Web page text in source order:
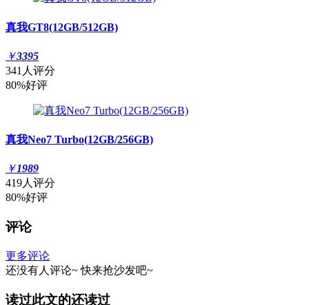
真我GT8(12GB/512GB)
￥3395
341人评分
80%好评
真我Neo7 Turbo(12GB/256GB)
￥1989
419人评分
80%好评
评论
更多评论
还没有人评论~ 快来抢沙发吧~
读过此文的还读过